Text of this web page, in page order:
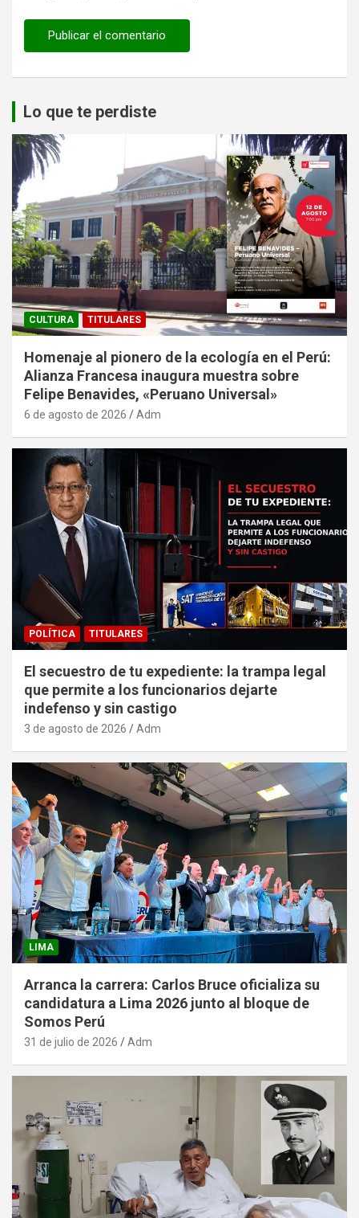
Lo que te perdiste
CULTURA TITULARES
Homenaje al pionero de la ecología en el Perú:
Alianza Francesa inaugura muestra sobre
Felipe Benavides, «Peruano Universal»
6 de agosto de 2026 Adm
POLÍTICA TITULARES
El secuestro de tu expediente: la trampa legal
que permite a los funcionarios dejarte
indefenso y sin castigo
3 de agosto de 2026 Adm
LIMA
Arranca la carrera: Carlos Bruce oficializa su
candidatura a Lima 2026 junto al bloque de
Somos Perú
31 de julio de 2026 Adm